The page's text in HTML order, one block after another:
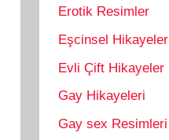
Erotik Resimler
Eşcinsel Hikayeler
Evli Çift Hikayeler
Gay Hikayeleri
Gay sex Resimleri